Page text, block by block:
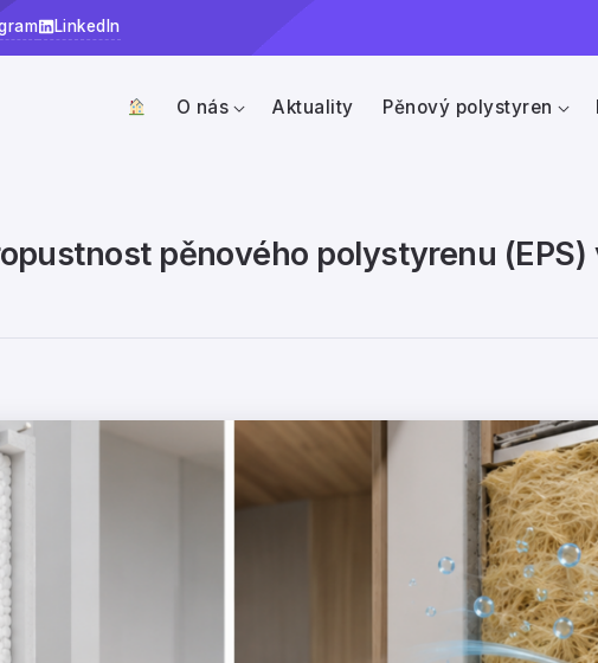
LinkedIn
O nás Aktuality Pěnový polystyren
pěnového polystyrenu (EPS)